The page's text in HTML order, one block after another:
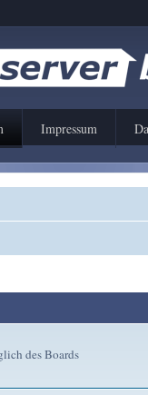
Impressum
des Boards